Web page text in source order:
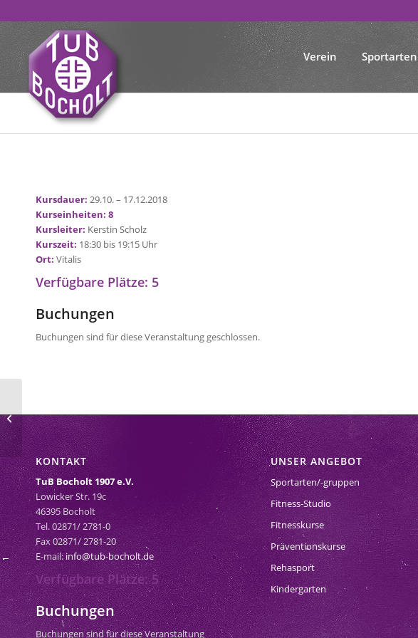
Verein Sportarten
Kursdauer: 29.10. – 17.12.2018
Kurseinheiten: 8
Kursleiter: Kerstin Scholz
Kurszeit: 18:30 bis 19:15 Uhr
Ort: Vitalis
Verfügbare Plätze: 5
Buchungen
Buchungen sind für diese Veranstaltung geschlossen.
KONTAKT
TuB Bocholt 1907 e.V.
Lowicker Str. 19c
46395 Bocholt
Tel. 02871/ 2781-0
Fax 02871/ 2781-20
E-mail:info@tub-bocholt.de
Verfügbare Plätze: 5
Buchungen
Buchungen sind für diese Veranstaltung
UNSER ANGEBOT
Sportarten/-gruppen
Fitness-Studio
Fitnesskurse
Präventionskurse
Rehasport
Kindergarten
Aqua-Fitness im Vitalis 402